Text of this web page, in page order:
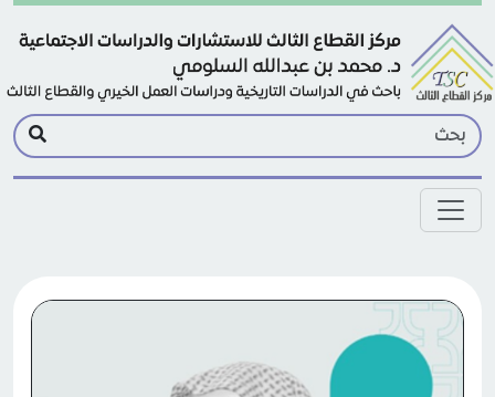
Skip to main content